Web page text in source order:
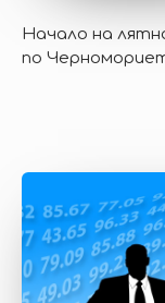
Начало на
по